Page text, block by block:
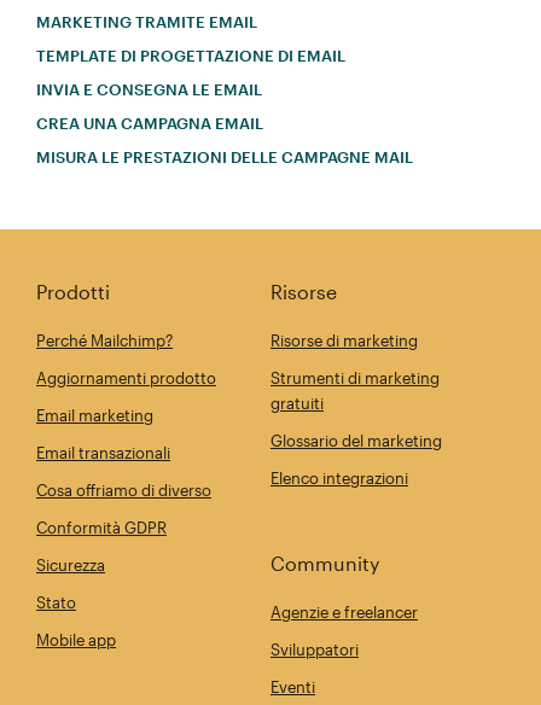
MARKETING TRAMITE EMAIL
TEMPLATE DI PROGETTAZIONE DI EMAIL
INVIA E CONSEGNA LE EMAIL
CREA UNA CAMPAGNA EMAIL
MISURA LE PRESTAZIONI DELLE CAMPAGNE MAIL
Prodotti
Perché Mailchimp?
Aggiornamenti prodotto
Email marketing
Email transazionali
Cosa offriamo di diverso
Conformità GDPR
Sicurezza
Stato
Mobile app
Risorse
Risorse di marketing
Strumenti di marketing
gratuiti
Glossario del marketing
Elenco integrazioni
Community
Agenzie e freelancer
Sviluppatori
Eventi